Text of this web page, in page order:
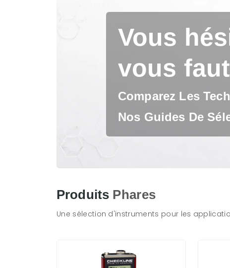
Vous
vous
Comparez Les
Nos Guides De
Produits Phares
Une sélection d'instruments pour les